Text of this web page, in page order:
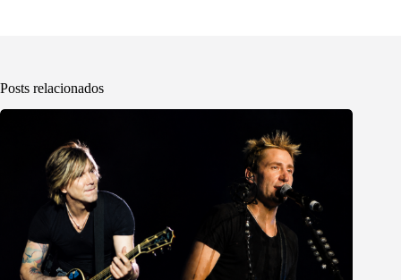
Posts relacionados